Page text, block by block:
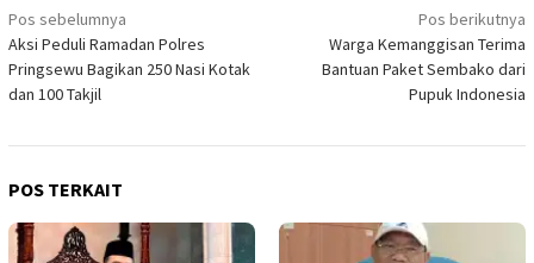
Navigasi
pos
Pos sebelumnya
Aksi Peduli Ramadan Polres
Pringsewu Bagikan 250 Nasi Kotak
dan 100 Takjil
Pos berikutnya
Warga Kemanggisan Terima
Bantuan Paket Sembako dari
Pupuk Indonesia
POS TERKAIT